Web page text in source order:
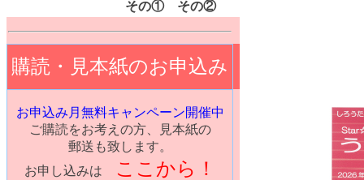
その① その②
購読・見本紙のお申込み
お申込み月無料キャンペーン開催中
ご購読をお考えの方、見本紙の
郵送も致します。
お申し込みは
ここから！